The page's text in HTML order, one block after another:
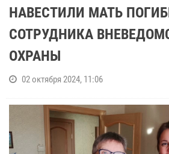
НАВЕСТИЛИ МАТЬ
СОТРУДНИКА
ОХРАНЫ
02 октября 2024, 11:06